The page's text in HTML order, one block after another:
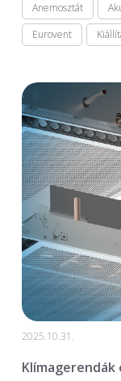
Anemosztát
Eurovent
2025.10.31.